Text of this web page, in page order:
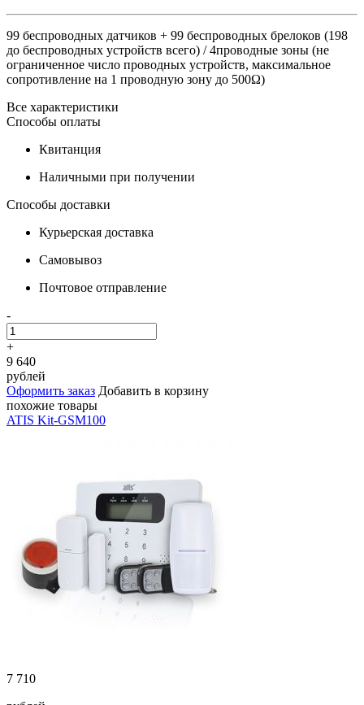
99 беспроводных датчиков + 99 беспроводных брелоков (198
до беспроводных устройств всего) / 4проводные зоны (не
ограниченное число проводных устройств, максимальное
сопротивление на 1 проводную зону до 500Ω)
Все характеристики
Способы оплаты
Квитанция
Наличными при получении
Способы доставки
Курьерская доставка
Самовывоз
Почтовое отправление
-
+
9 640
рублей
Оформить заказ Добавить в корзину
похожие товары
ATIS Kit-GSM100
7 710